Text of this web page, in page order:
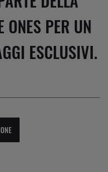
ONES PER UN
ESCLUSIVI.